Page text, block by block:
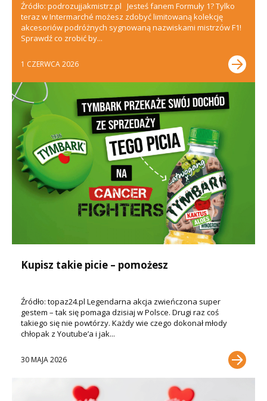
Źródło: podrozujjakmistrz.pl Jesteś fanem Formuły 1? Tylko
teraz w Intermarché możesz zdobyć limitowaną kolekcję
akcesoriów podróżnych sygnowaną nazwiskami mistrzów F1!
Sprawdź co zrobić by...
1 CZERWCA 2026
Kupisz takie picie – pomożesz
Źródło: topaz24.pl Legendarna akcja zwieńczona super
gestem – tak się pomaga dzisiaj w Polsce. Drugi raz coś
takiego się nie powtórzy. Każdy wie czego dokonał młody
chłopak z Youtube’a i jak...
30 MAJA 2026